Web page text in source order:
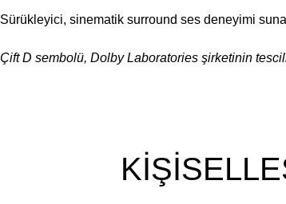
Sürükleyici, sinematik surround ses deneyimi
Çift D sembolü, Dolby Laboratories şirketinin